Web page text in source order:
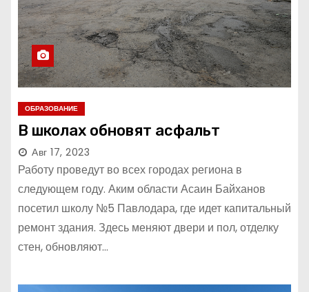
ОБРАЗОВАНИЕ
В школах обновят асфальт
Авг 17, 2023
Работу проведут во всех городах региона в
следующем году. Аким области Асаин Байханов
посетил школу №5 Павлодара, где идет капитальный
ремонт здания. Здесь меняют двери и пол, отделку
стен, обновляют…